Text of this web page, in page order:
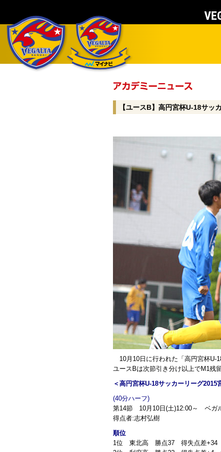
【ユースB】高円宮杯U-18サッ
10月10日に行われた「高円宮杯U-
ユースBは次節引き分け以上でM1残
＜高円宮杯U-18サッカーリーグ2015
(40分ハーフ)
第14節 10月10日(土)12:00～ ベガ
得点者:志村弘樹
順位
1位 東北高 勝点37 得失点差+34